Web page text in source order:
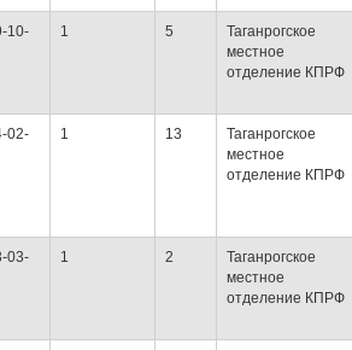
10-
1 5
Таганрогское
местное
отделение КПРФ
02-
1 13
Таганрогское
местное
отделение КПРФ
03-
1 2
Таганрогское
местное
отделение КПРФ